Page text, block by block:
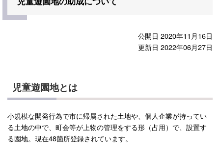
公開日 2020年11月16日
更新日 2022年06月27日
児童遊園地とは
小規模な開発行為で市に帰属された土地や、個人企業が持ってい
る土地の中で、町会等が上物の管理をする形（占用）で、設置す
る園地。現在48箇所登録されています。